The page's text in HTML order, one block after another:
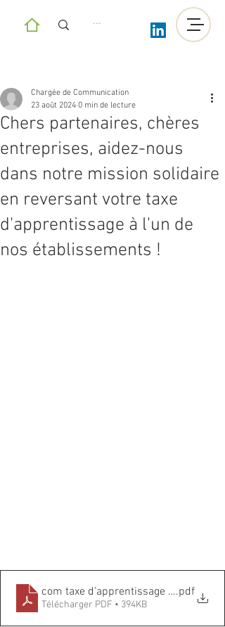
Chers partenaires, chères
entreprises, aidez-nous
dans notre mission solidaire
en reversant votre taxe
d'apprentissage à l'un de
nos établissements !
Chargée de Communication
23 août 2024 0 min de lecture
com taxe d'apprentissage pdf.pdf
Télécharger PDF • 394KB